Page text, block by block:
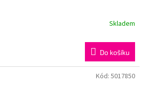
Skladem
Do košíku
Kód: 5017850